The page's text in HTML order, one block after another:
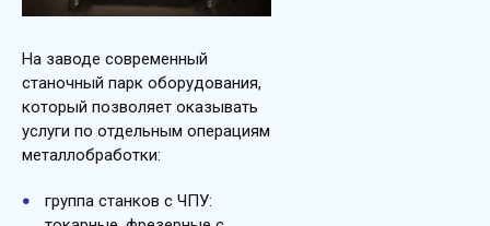
На заводе современный
станочный парк оборудования,
который позволяет оказывать
услуги по отдельным операциям
металлобработки:
группа станков с ЧПУ: